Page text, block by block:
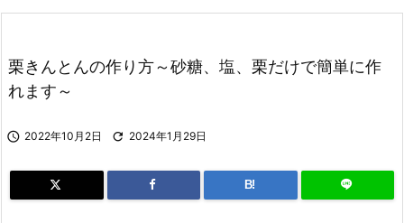
栗きんとんの作り方～砂糖、塩、栗だけで簡単に作
れます～
 2022年10月2日  2024年1月29日
B!